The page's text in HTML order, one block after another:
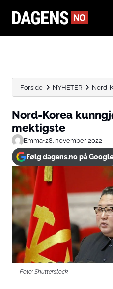
Forside NYHETER Nord-
Nord-Korea
mektigste
Emma•28. november 2022
Følg dagens.no på Google
Foto: Shutterstock